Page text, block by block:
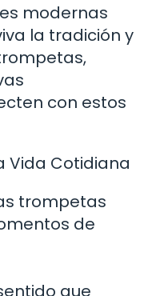
modernas
la tradición y
con estos
Vida Cotidiana
trompetas
de
que